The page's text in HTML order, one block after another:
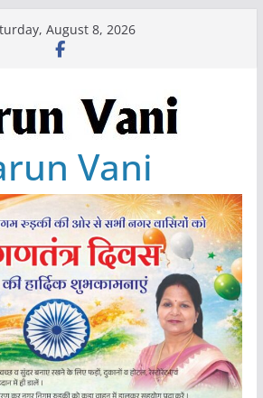
August 8, 2026
Vani